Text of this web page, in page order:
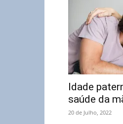
Idade
saúde da
20 de Julho, 2022